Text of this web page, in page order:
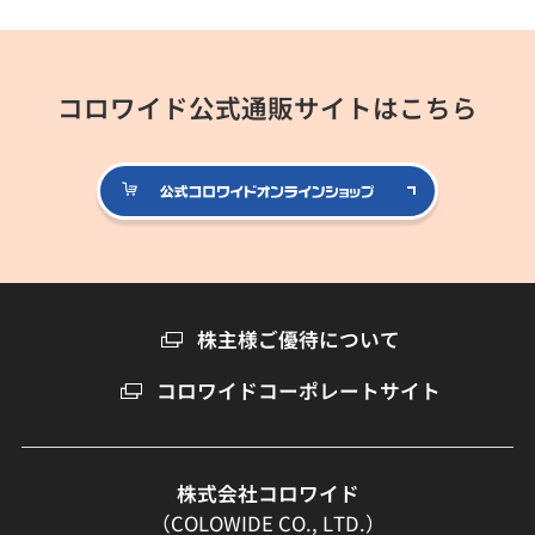
コロワイド公式通販サイトはこちら
公式コロ
株主様ご優待について
コロワイドコーポレートサイト
株式会社コロワイド
（COLOWIDE CO., LTD.）